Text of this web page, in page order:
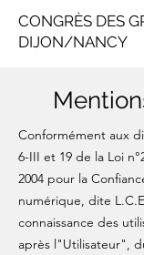
CONGRÈS DES
DIJON/NANCY
Conformément aux
6-III et 19 de la Loi n°
2004 pour la
numérique, dite
connaissance des
après l"Utilisateur",